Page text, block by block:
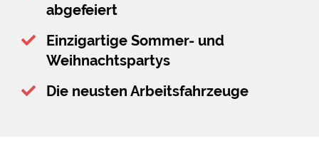
abgefeiert
Einzigartige Sommer- und
Weihnachtspartys
Die neusten Arbeitsfahrzeuge